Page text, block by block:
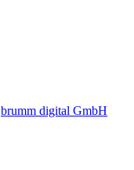
brumm digital GmbH